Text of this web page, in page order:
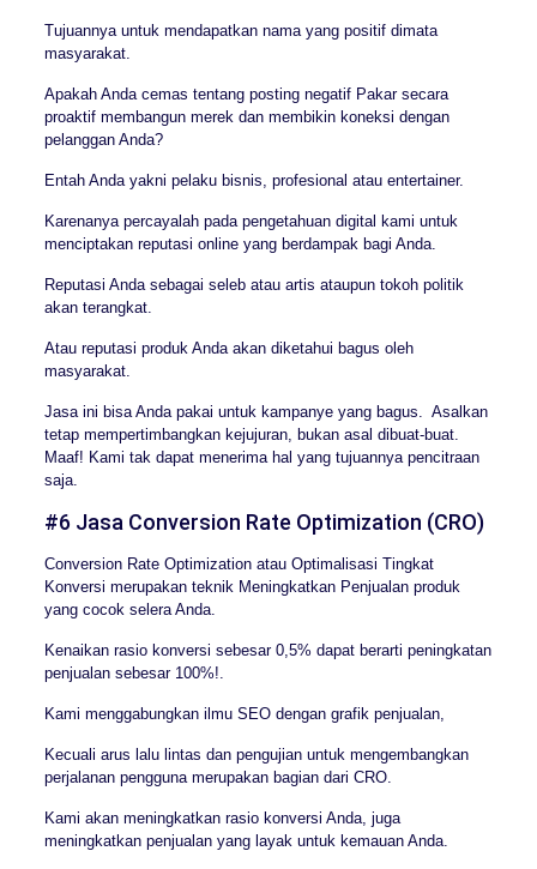
Tujuannya untuk mendapatkan nama yang positif dimata
masyarakat.
Apakah Anda cemas tentang posting negatif Pakar secara
proaktif membangun merek dan membikin koneksi dengan
pelanggan Anda?
Entah Anda yakni pelaku bisnis, profesional atau entertainer.
Karenanya percayalah pada pengetahuan digital kami untuk
menciptakan reputasi online yang berdampak bagi Anda.
Reputasi Anda sebagai seleb atau artis ataupun tokoh politik
akan terangkat.
Atau reputasi produk Anda akan diketahui bagus oleh
masyarakat.
Jasa ini bisa Anda pakai untuk kampanye yang bagus. Asalkan
tetap mempertimbangkan kejujuran, bukan asal dibuat-buat.
Maaf! Kami tak dapat menerima hal yang tujuannya pencitraan
saja.
#6 Jasa Conversion Rate Optimization (CRO)
Conversion Rate Optimization atau Optimalisasi Tingkat
Konversi merupakan teknik Meningkatkan Penjualan produk
yang cocok selera Anda.
Kenaikan rasio konversi sebesar 0,5% dapat berarti peningkatan
penjualan sebesar 100%!.
Kami menggabungkan ilmu SEO dengan grafik penjualan,
Kecuali arus lalu lintas dan pengujian untuk mengembangkan
perjalanan pengguna merupakan bagian dari CRO.
Kami akan meningkatkan rasio konversi Anda, juga
meningkatkan penjualan yang layak untuk kemauan Anda.